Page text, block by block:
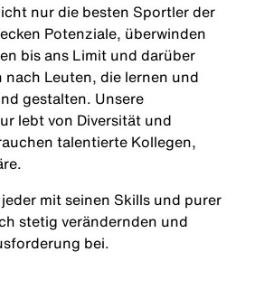
nur die besten Sportler der
Potenziale, überwinden
bis ans Limit und darüber
nach Leuten, die lernen und
gestalten. Unsere
lebt von Diversität und
talentierte Kollegen,
mit seinen Skills und purer
stetig verändernden und
bei.